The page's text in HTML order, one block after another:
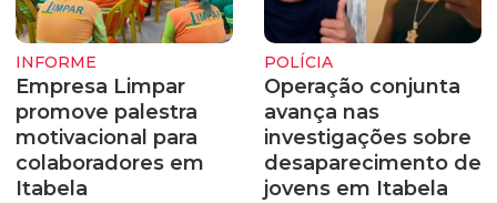
INFORME
Empresa Limpar
promove palestra
motivacional para
colaboradores em
Itabela
POLÍCIA
Operação conjunta
avança nas
investigações sobre
desaparecimento de
jovens em Itabela